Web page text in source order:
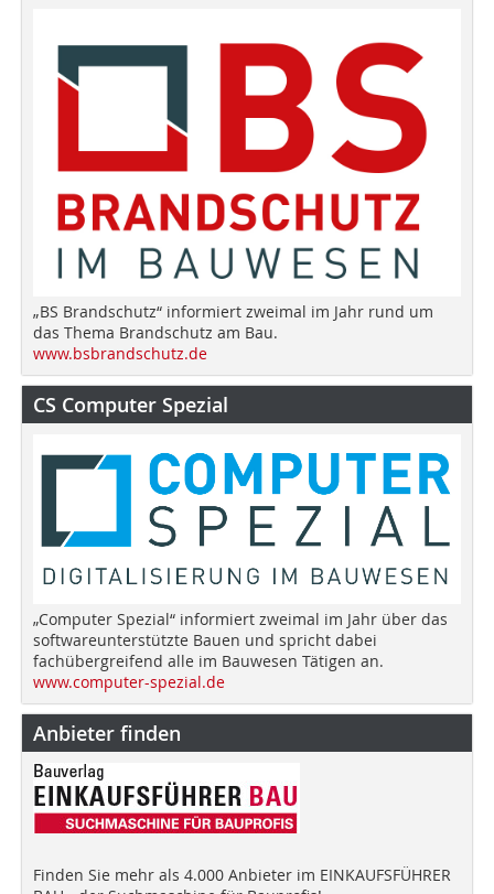
„BS Brandschutz“ informiert zweimal im Jahr rund um
das Thema Brandschutz am Bau.
www.bsbrandschutz.de
CS Computer Spezial
„Computer Spezial“ informiert zweimal im Jahr über das
softwareunterstützte Bauen und spricht dabei
fachübergreifend alle im Bauwesen Tätigen an.
www.computer-spezial.de
Anbieter finden
Finden Sie mehr als 4.000 Anbieter im EINKAUFSFÜHRER